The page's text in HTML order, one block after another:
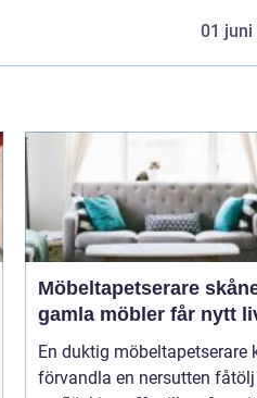
01 juni
Möbeltapetserare skåne
gamla möbler får nytt
En duktig möbeltapetserare
förvandla en nersutten fåtölj